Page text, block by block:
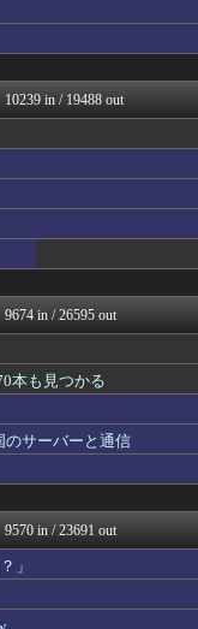
ー速
議.net - 5ch...
ぇ速
メ速報＠ヤクルトスワロ...
しん！
ャンネル＠VIP
ニュース(ﾉ∀`)
J PRIDE
10239 in / 19488 out
9674 in / 26595 out
本も見つかる
のサーバーと通信
9570 in / 23691 out
」